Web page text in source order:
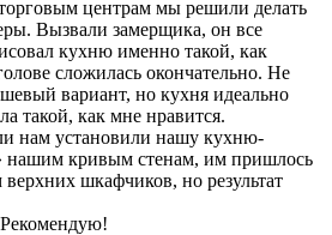
центрам мы решили делать
Вызвали замерщика, он все
кухню именно такой, как
сложилась окончательно. Не
вариант, но кухня идеально
такой, как мне нравится.
нам установили нашу кухню-
нашим кривым стенам, им пришлось
шкафчиков, но результат